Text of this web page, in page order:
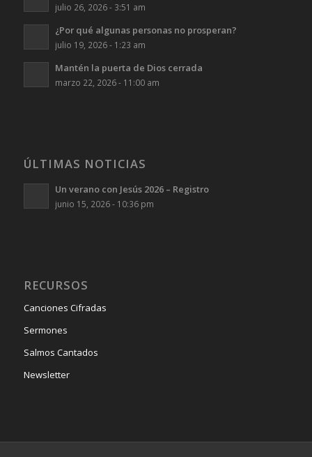
julio 26, 2026 - 3:51 am
¿Por qué algunas personas no prosperan?
julio 19, 2026 - 1:23 am
Mantén la puerta de Dios cerrada
marzo 22, 2026 - 11:00 am
ÚLTIMAS NOTICIAS
Un verano con Jesús 2026 – Registro
junio 15, 2026 - 10:36 pm
RECURSOS
Canciones Cifradas
Sermones
Salmos Cantados
Newsletter